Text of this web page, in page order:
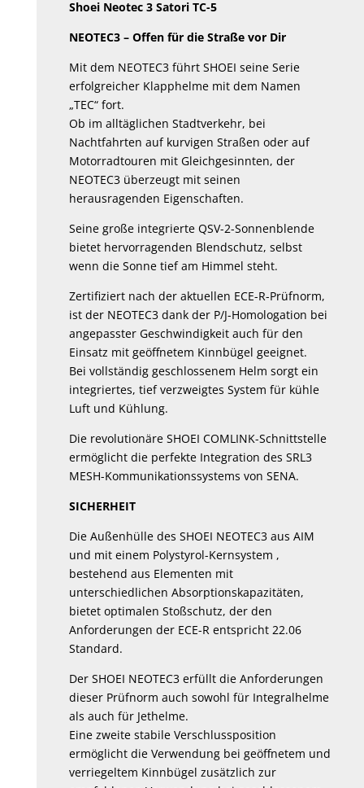
Shoei Neotec 3 Satori TC-5
NEOTEC3 – Offen für die Straße vor Dir
Mit dem NEOTEC3 führt SHOEI seine Serie
erfolgreicher Klapphelme mit dem Namen
„TEC“ fort.
Ob im alltäglichen Stadtverkehr, bei
Nachtfahrten auf kurvigen Straßen oder auf
Motorradtouren mit Gleichgesinnten, der
NEOTEC3 überzeugt mit seinen
herausragenden Eigenschaften.
Seine große integrierte QSV-2-Sonnenblende
bietet hervorragenden Blendschutz, selbst
wenn die Sonne tief am Himmel steht.
Zertifiziert nach der aktuellen ECE-R-Prüfnorm,
ist der NEOTEC3 dank der P/J-Homologation bei
angepasster Geschwindigkeit auch für den
Einsatz mit geöffnetem Kinnbügel geeignet.
Bei vollständig geschlossenem Helm sorgt ein
integriertes, tief verzweigtes System für kühle
Luft und Kühlung.
Die revolutionäre SHOEI COMLINK-Schnittstelle
ermöglicht die perfekte Integration des SRL3
MESH-Kommunikationssystems von SENA.
SICHERHEIT
Die Außenhülle des SHOEI NEOTEC3 aus AIM
und mit einem Polystyrol-Kernsystem ,
bestehend aus Elementen mit
unterschiedlichen Absorptionskapazitäten,
bietet optimalen Stoßschutz, der den
Anforderungen der ECE-R entspricht 22.06
Standard.
Der SHOEI NEOTEC3 erfüllt die Anforderungen
dieser Prüfnorm auch sowohl für Integralhelme
als auch für Jethelme.
Eine zweite stabile Verschlussposition
ermöglicht die Verwendung bei geöffnetem und
verriegeltem Kinnbügel zusätzlich zur